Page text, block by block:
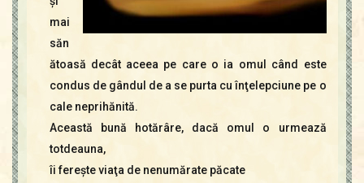
mai
săn
ătoasă decât aceea pe care o ia omul când este
condus de gândul de a se purta cu înţelepciune pe o
cale neprihănită.
Această bună hotărâre, dacă omul o urmează
totdeauna,
îi fereşte viaţa de nenumărate păcate